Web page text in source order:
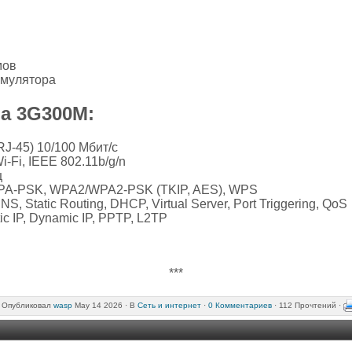
3G300M:
45) 10/100 Мбит/с
Fi, IEEE 802.11b/g/n
PSK, WPA2/WPA2-PSK (TKIP, AES), WPS
Static Routing, DHCP, Virtual Server, Port Triggering, QoS
IP, Dynamic IP, PPTP, L2TP
***
waspMay 14 2026 · В Сеть и интернет· 0 Комментариев· 112 Прочтений ·